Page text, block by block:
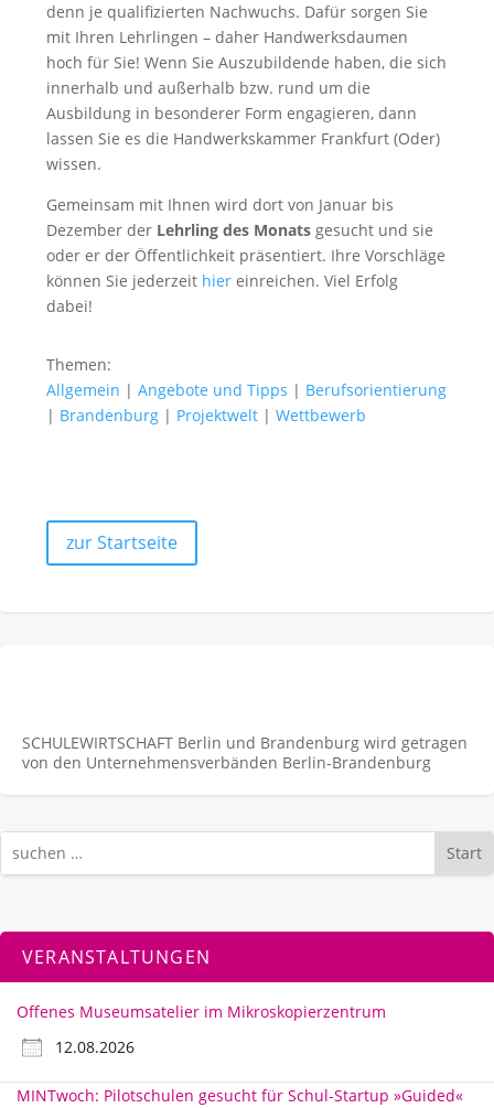
denn je qualifizierten Nachwuchs. Dafür sorgen Sie
mit Ihren Lehrlingen – daher Handwerksdaumen
hoch für Sie! Wenn Sie Auszubildende haben, die sich
innerhalb und außerhalb bzw. rund um die
Ausbildung in besonderer Form engagieren, dann
lassen Sie es die Handwerkskammer Frankfurt (Oder)
wissen.
Gemeinsam mit Ihnen wird dort von Januar bis
Dezember der Lehrling des Monats gesucht und sie
oder er der Öffentlichkeit präsentiert. Ihre Vorschläge
können Sie jederzeit hier einreichen. Viel Erfolg
dabei!
Themen:
Allgemein | Angebote und Tipps | Berufsorientierung
| Brandenburg | Projektwelt | Wettbewerb
zur Startseite
SCHULEWIRTSCHAFT Berlin und Brandenburg wird getragen
von den Unternehmens­verbänden Berlin-Brandenburg
Start
VERANSTALTUNGEN
Offenes Museumsatelier im Mikroskopierzentrum
12.08.2026
MINTwoch: Pilotschulen gesucht für Schul-Startup »Guided«